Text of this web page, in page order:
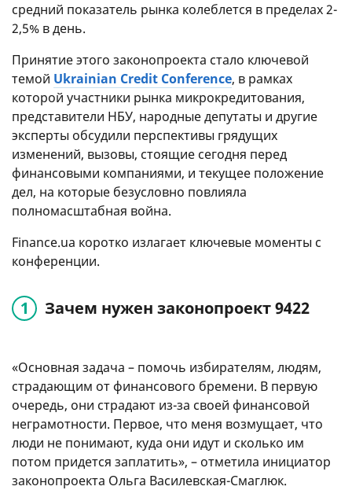
средний показатель рынка колеблется в пределах 2-
2,5% в день.
Принятие этого законопроекта стало ключевой
темой Ukrainian Credit Conference, в рамках
которой участники рынка микрокредитования,
представители НБУ, народные депутаты и другие
эксперты обсудили перспективы грядущих
изменений, вызовы, стоящие сегодня перед
финансовыми компаниями, и текущее положение
дел, на которые безусловно повлияла
полномасштабная война.
Finance.ua коротко излагает ключевые моменты с
конференции.
Зачем нужен законопроект 9422
«Основная задача – помочь избирателям, людям,
страдающим от финансового бремени. В первую
очередь, они страдают из-за своей финансовой
неграмотности. Первое, что меня возмущает, что
люди не понимают, куда они идут и сколько им
потом придется заплатить», – отметила инициатор
законопроекта Ольга Василевская-Смаглюк.